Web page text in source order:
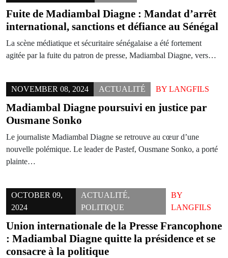
Fuite de Madiambal Diagne : Mandat d’arrêt
international, sanctions et défiance au Sénégal
La scène médiatique et sécuritaire sénégalaise a été fortement
agitée par la fuite du patron de presse, Madiambal Diagne, vers…
NOVEMBER 08, 2024 ACTUALITÉ BY LANGFILS
Madiambal Diagne poursuivi en justice par
Ousmane Sonko
Le journaliste Madiambal Diagne se retrouve au cœur d’une
nouvelle polémique. Le leader de Pastef, Ousmane Sonko, a porté
plainte…
OCTOBER 09,
2024
ACTUALITÉ,
POLITIQUE
BY
LANGFILS
Union internationale de la Presse Francophone
: Madiambal Diagne quitte la présidence et se
consacre à la politique